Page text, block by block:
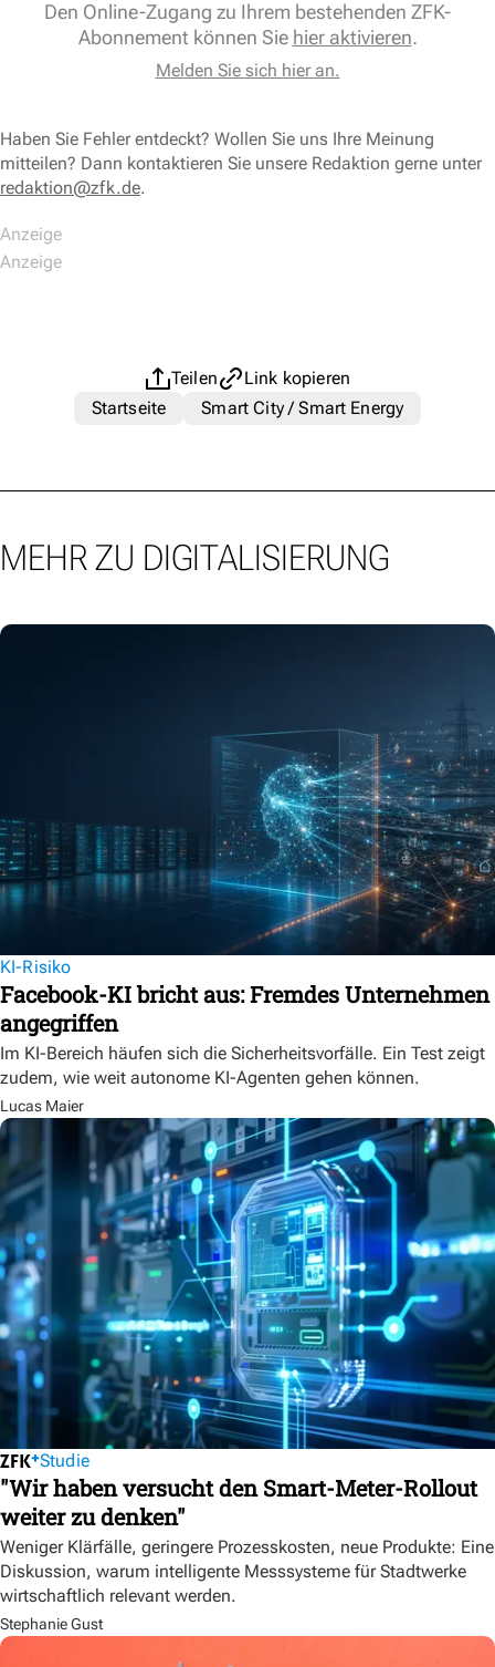
Den Online-Zugang zu Ihrem bestehenden ZFK-
Abonnement können Sie hier aktivieren.
Melden Sie sich hier an.
Haben Sie Fehler entdeckt? Wollen Sie uns Ihre Meinung
mitteilen? Dann kontaktieren Sie unsere Redaktion gerne unter
redaktion@zfk.de.
Teilen
Link kopieren
Startseite
Smart City / Smart Energy
MEHR ZU DIGITALISIERUNG
KI-Risiko
Facebook-KI bricht aus: Fremdes Unternehmen
angegriffen
Im KI-Bereich häufen sich die Sicherheitsvorfälle. Ein Test zeigt
zudem, wie weit autonome KI-Agenten gehen können.
Lucas Maier
Studie
"Wir haben versucht den Smart-Meter-Rollout
weiter zu denken"
Weniger Klärfälle, geringere Prozesskosten, neue Produkte: Eine
Diskussion, warum intelligente Messsysteme für Stadtwerke
wirtschaftlich relevant werden.
Stephanie Gust